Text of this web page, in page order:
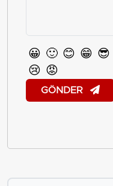
😀 🙂 😊 😁 😎
😢 😡
GÖNDER